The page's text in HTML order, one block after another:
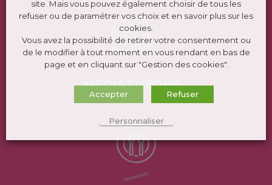
MÉDIATHÈQUE
site. Mais vous pouvez également choisir de tous les
refuser ou de paramétrer vos choix et en savoir plus sur les
cookies.
Vous avez la possibilité de retirer votre consentement ou
de le modifier à tout moment en vous rendant en bas de
page et en cliquant sur "Gestion des cookies".
Accepter Refuser
Personnaliser